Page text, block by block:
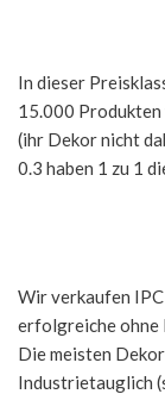
In dieser
15.000
(ihr Dekor nicht
0.3 haben 1 zu 1
Wir verkaufen
erfolgreiche ohne
Die meisten
Industrietauglich